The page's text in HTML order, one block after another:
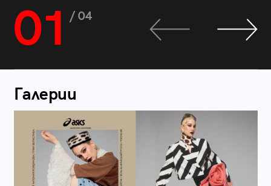
01 / 04
Галерии